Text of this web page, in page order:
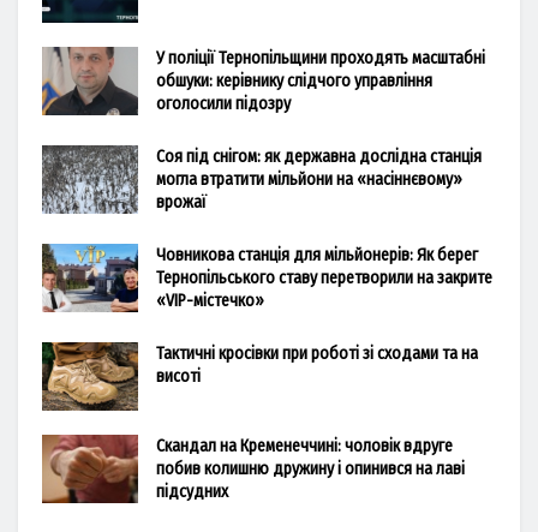
У поліції Тернопільщини проходять масштабні
обшуки: керівнику слідчого управління
оголосили підозру
Соя під снігом: як державна дослідна станція
могла втратити мільйони на «насіннєвому»
врожаї
Човникова станція для мільйонерів: Як берег
Тернопільського ставу перетворили на закрите
«VIP-містечко»
Тактичні кросівки при роботі зі сходами та на
висоті
Скандал на Кременеччині: чоловік вдруге
побив колишню дружину і опинився на лаві
підсудних